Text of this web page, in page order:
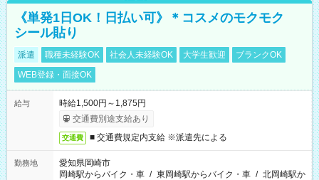
《単発1日OK！日払い可》＊コスメのモクモク
シール貼り
派遣 職種未経験OK 社会人未経験OK 大学生歓迎
ブランクOK
WEB登録・面接OK
給与
時給1,500円～1,875円
交通費別途支給あり
交通費 ■ 交通費規定内支給 ※派遣先による
勤務地
愛知県岡崎市
岡崎駅からバイク・車 / 東岡崎駅からバイク・車 / 北岡崎駅か